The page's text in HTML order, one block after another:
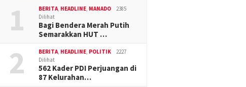
1 BERITA, HEADLINE, MANADO
2385
Dilihat
Bagi Bendera Merah Putih
Semarakkan HUT …
2 BERITA, HEADLINE, POLITIK
2227
Dilihat
562 Kader PDI Perjuangan di
87 Kelurahan…